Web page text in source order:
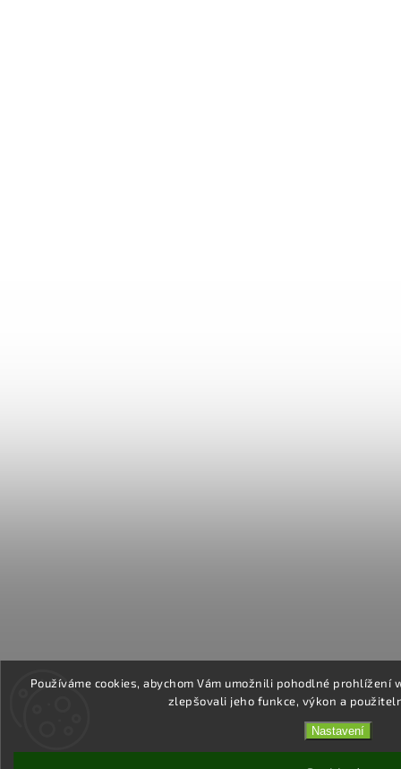
Používáme cookies, abychom Vám umožnili pohodlné
zlepšovali jeho funkce, výkon a
Nastavení